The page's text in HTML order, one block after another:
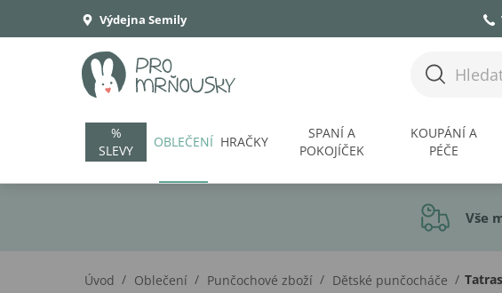
Výdejna Semily
%
SLEVY
OBLEČENÍ HRAČKY
SPANÍ A
POKOJÍČEK
KOUPÁNÍ A
PÉČE
Vše
Úvod / Oblečení / Punčochové zboží / Dětské punčocháče /